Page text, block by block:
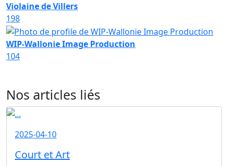
Violaine de Villers
198
WIP-Wallonie Image Production
104
Nos articles liés
2025-04-10
Court et Art